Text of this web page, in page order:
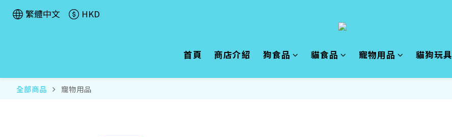
繁體中文 HKD
首頁 商店介紹 狗食品 貓食品 寵物用品 貓狗玩具
全部商品 寵物用品